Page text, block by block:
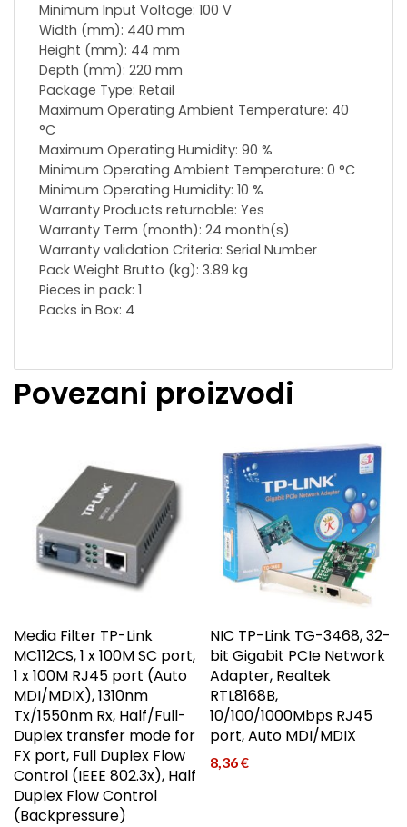
Minimum Input Voltage: 100 V
Width (mm): 440 mm
Height (mm): 44 mm
Depth (mm): 220 mm
Package Type: Retail
Maximum Operating Ambient Temperature: 40
°C
Maximum Operating Humidity: 90 %
Minimum Operating Ambient Temperature: 0 °C
Minimum Operating Humidity: 10 %
Warranty Products returnable: Yes
Warranty Term (month): 24 month(s)
Warranty validation Criteria: Serial Number
Pack Weight Brutto (kg): 3.89 kg
Pieces in pack: 1
Packs in Box: 4
Povezani proizvodi
Media Filter TP-Link
MC112CS, 1 x 100M SC port,
1 x 100M RJ45 port (Auto
MDI/MDIX), 1310nm
Tx/1550nm Rx, Half/Full-
Duplex transfer mode for
FX port, Full Duplex Flow
Control (IEEE 802.3x), Half
Duplex Flow Control
(Backpressure)
NIC TP-Link TG-3468, 32-
bit Gigabit PCIe Network
Adapter, Realtek
RTL8168B,
10/100/1000Mbps RJ45
port, Auto MDI/MDIX
8,36€